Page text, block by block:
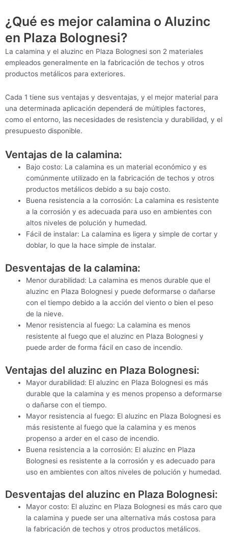
¿Qué es mejor calamina o Aluzinc
en Plaza Bolognesi?
La calamina y el aluzinc en Plaza Bolognesi son 2 materiales
empleados generalmente en la fabricación de techos y otros
productos metálicos para exteriores.
Cada 1 tiene sus ventajas y desventajas, y el mejor material para
una determinada aplicación dependerá de múltiples factores,
como el entorno, las necesidades de resistencia y durabilidad, y el
presupuesto disponible.
Ventajas de la calamina:
Bajo costo: La calamina es un material económico y es
comúnmente utilizado en la fabricación de techos y otros
productos metálicos debido a su bajo costo.
Buena resistencia a la corrosión: La calamina es resistente
a la corrosión y es adecuada para uso en ambientes con
altos niveles de polución y humedad.
Fácil de instalar: La calamina es ligera y simple de cortar y
doblar, lo que la hace simple de instalar.
Desventajas de la calamina:
Menor durabilidad: La calamina es menos durable que el
aluzinc en Plaza Bolognesi y puede deformarse o dañarse
con el tiempo debido a la acción del viento o bien el peso
de la nieve.
Menor resistencia al fuego: La calamina es menos
resistente al fuego que el aluzinc en Plaza Bolognesi y
puede arder de forma fácil en caso de incendio.
Ventajas del aluzinc en Plaza Bolognesi:
Mayor durabilidad: El aluzinc en Plaza Bolognesi es más
durable que la calamina y es menos propenso a deformarse
o dañarse con el tiempo.
Mayor resistencia al fuego: El aluzinc en Plaza Bolognesi es
más resistente al fuego que la calamina y es menos
propenso a arder en el caso de incendio.
Buena resistencia a la corrosión: El aluzinc en Plaza
Bolognesi es resistente a la corrosión y es adecuado para
uso en ambientes con altos niveles de polución y humedad.
Desventajas del aluzinc en Plaza Bolognesi:
Mayor costo: El aluzinc en Plaza Bolognesi es más caro que
la calamina y puede ser una alternativa más costosa para
la fabricación de techos y otros productos metálicos.